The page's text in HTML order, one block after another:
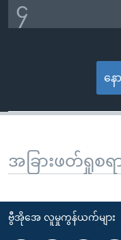
၄
န
အခြားဖတ်ရှုစရာ
ဗွီအိုအေ လူမှုကွန်ယက်များ